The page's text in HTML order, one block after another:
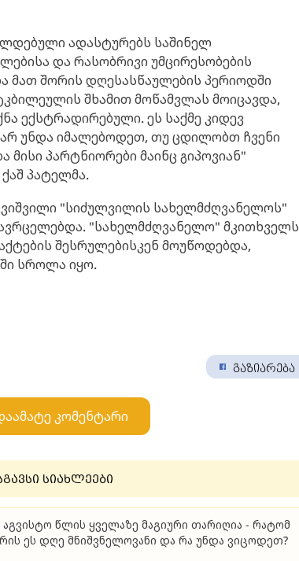
ადასტურებს საშინელ
და რასობრივი უმცირესობების
მათ შორის დღესასწაულების პერიოდში
შხამით მოწამვლას მოიცავდა,
ექსტრადირებული. ეს საქმე კიდევ
უნდა იმალებოდეთ, თუ ცდილობთ ჩვენი
მისი პარტნიორები მაინც გიპოვიან"
პატელმა.
"სიძულვილის სახელმძღვანელოს"
"სახელმძღვანელო" მკითხველს
შესრულებისკენ მოუწოდებდა,
სროლა იყო.
გაზიარება
კომენტარი
სიახლეები
აგვისტო წლის ყველაზე მაგიური თარიღია - რატომ
ეს დღე მნიშვნელოვანი და რა უნდა ვიცოდეთ?